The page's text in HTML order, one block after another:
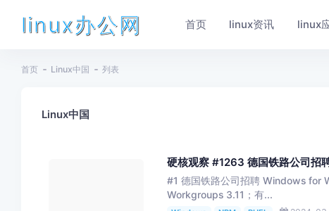
linux办公网 首页 linux资讯 linux
首页 Linux中国 列表
Linux中国
硬核观察 #1263 德国铁路公司
#1 德国铁路公司招聘 Windows for
Workgroups 3.11；有...